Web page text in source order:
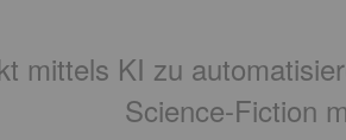
mittels KI zu
Science-Fiction